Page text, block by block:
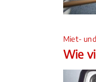
Miet-
Wie